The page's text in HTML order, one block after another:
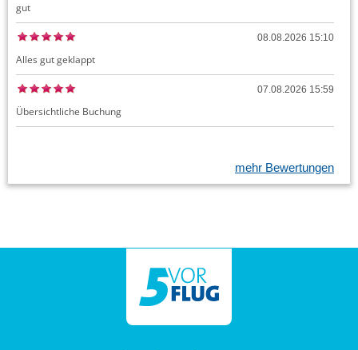
gut
08.08.2026 15:10
Alles gut geklappt
07.08.2026 15:59
Übersichtliche Buchung
mehr Bewertungen